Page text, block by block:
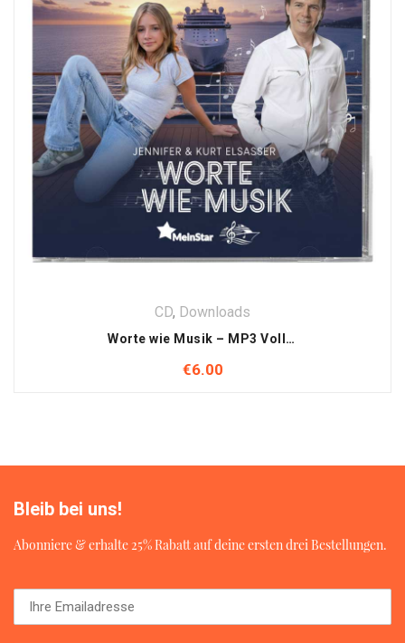
CD, Downloads
Worte wie Musik – MP3 Vollversion
€6.00
Bleib bei uns!
Abonniere & erhalte 25% Rabatt auf deine ersten drei Bestellungen.